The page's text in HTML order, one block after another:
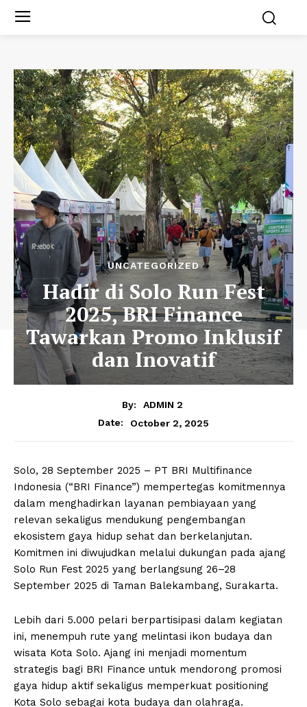
UNCATEGORIZED
Hadir di Solo Run Fest
2025, BRI Finance
Tawarkan Promo Inklusif
dan Inovatif
By:
ADMIN 2
Date:
October 2, 2025
Solo, 28 September 2025 – PT BRI Multifinance
Indonesia (“BRI Finance”) mempertegas komitmennya
dalam menghadirkan layanan pembiayaan yang
relevan sekaligus mendukung pengembangan
ekosistem gaya hidup sehat dan berkelanjutan.
Komitmen ini diwujudkan melalui dukungan pada ajang
Solo Run Fest 2025 yang berlangsung 26–28
September 2025 di Taman Balekambang, Surakarta.
Lebih dari 5.000 pelari berpartisipasi dalam kegiatan
ini, menempuh rute yang melintasi ikon budaya dan
wisata Kota Solo. Ajang ini menjadi momentum
strategis bagi BRI Finance untuk mendorong promosi
gaya hidup aktif sekaligus memperkuat positioning
Kota Solo sebagai kota budaya dan olahraga.